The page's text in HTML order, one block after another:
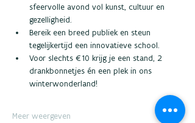
sfeervolle avond vol kunst, cultuur en
gezelligheid.
Bereik een breed publiek en steun
tegelijkertijd een innovatieve school.
Voor slechts €10 krijg je een stand, 2
drankbonnetjes én een plek in ons
winterwonderland!
Meer weergeven